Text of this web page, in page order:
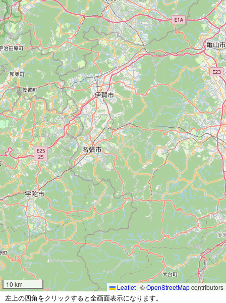
10 km Leaflet | ©OpenStreetMapcontributors
左上の四角をクリックすると全画面表示になります。